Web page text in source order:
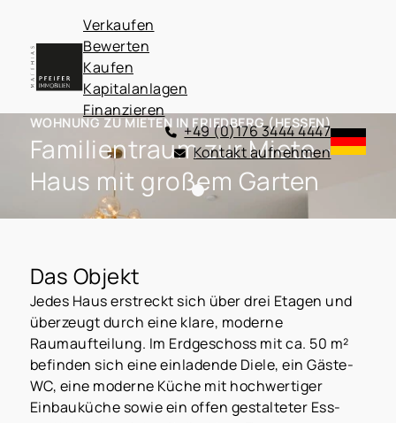
Verkaufen
Bewerten
Kaufen
Kapitalanlagen
Finanzieren
+49 (0)176 3444 4447
Kontakt aufnehmen
WOHNUNG ZU MIETEN IN FRIEDBERG (HESSEN)
Familientraum zur Miete -
Haus mit großem Garten
Das Objekt
Jedes Haus erstreckt sich über drei Etagen und
überzeugt durch eine klare, moderne
Raumaufteilung. Im Erdgeschoss mit ca. 50 m²
befinden sich eine einladende Diele, ein Gäste-
WC, eine moderne Küche mit hochwertiger
Einbauküche sowie ein offen gestalteter Ess-